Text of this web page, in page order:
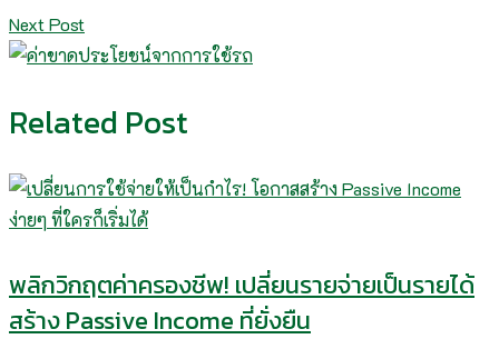
Next Post
Related Post
พลิกวิกฤตค่าครองชีพ! เปลี่ยนรายจ่ายเป็นรายได้
สร้าง Passive Income ที่ยั่งยืน